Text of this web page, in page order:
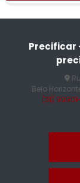
Precificar
Belo
(31)